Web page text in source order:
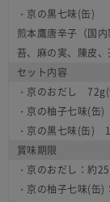
・京の黒七味(缶)
煎本鷹唐辛子（国
苔、麻の実、陳皮
セット内容
・京のおだし
・京の柚子七味(
・京の黒七味(缶
賞味期限
・京のおだし：約
・京の柚子七味(缶)